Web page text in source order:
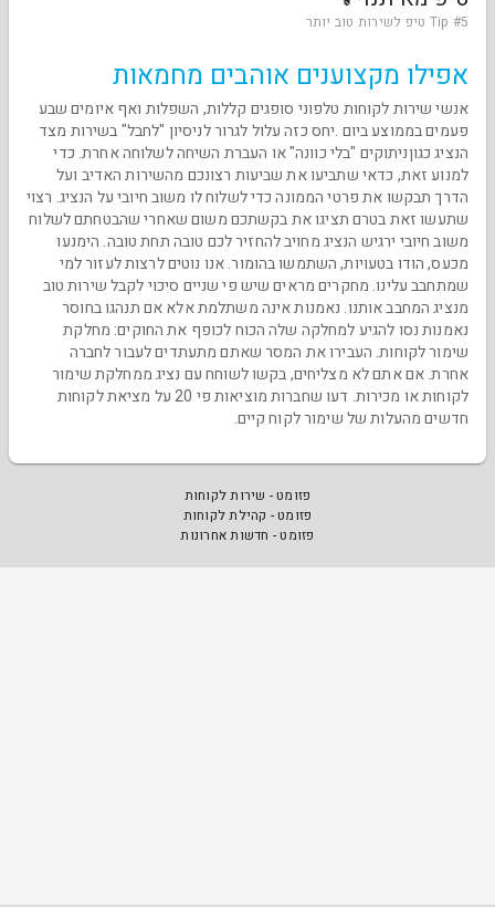
Tip #5 טיפ לשירות טוב יותר
אפילו מקצוענים אוהבים מחמאות
אנשי שירות לקוחות טלפוני סופגים קללות, השפלות ואף איומים שבע
פעמים בממוצע ביום .יחס כזה עלול לגרור לניסיון "לחבל" בשירות מצד
הנציג כגוןניתוקים "בלי כוונה" או העברת השיחה לשלוחה אחרת. כדי
למנוע זאת, כדאי שתביעו את שביעות רצונכם מהשירות האדיב ועל
הדרך תבקשו את פרטי הממונה כדי לשלוח לו משוב חיובי על הנציג. רצוי
שתעשו זאת בטרם תציגו את בקשתכם משום שאחרי שהבטחתם לשלוח
משוב חיובי ירגיש הנציג מחויב להחזיר לכם טובה תחת טובה. הימנעו
מכעס, הודו בטעויות, השתמשו בהומור. אנו נוטים לרצות לעזור למי
שמתחבב עלינו. מחקרים מראים שיש פי שניים סיכוי לקבל שירות טוב
מנציג המחבב אותנו. נאמנות אינה משתלמת אלא אם תנהגו בחוסר
נאמנות נסו להגיע למחלקה שלה הכוח לכופף את החוקים: מחלקת
שימור לקוחות. העבירו את המסר שאתם מתעתדים לעבור לחברה
אחרת. אם אתם לא מצליחים, בקשו לשוחח עם נציג ממחלקת שימור
לקוחות או מכירות. דעו שחברות מוציאות פי 20 על מציאת לקוחות
חדשים מהעלות של שימור לקוח קיים.
פזומט - שירות לקוחות
פזומט - קהילת לקוחות
פזומט - חדשות אחרונות